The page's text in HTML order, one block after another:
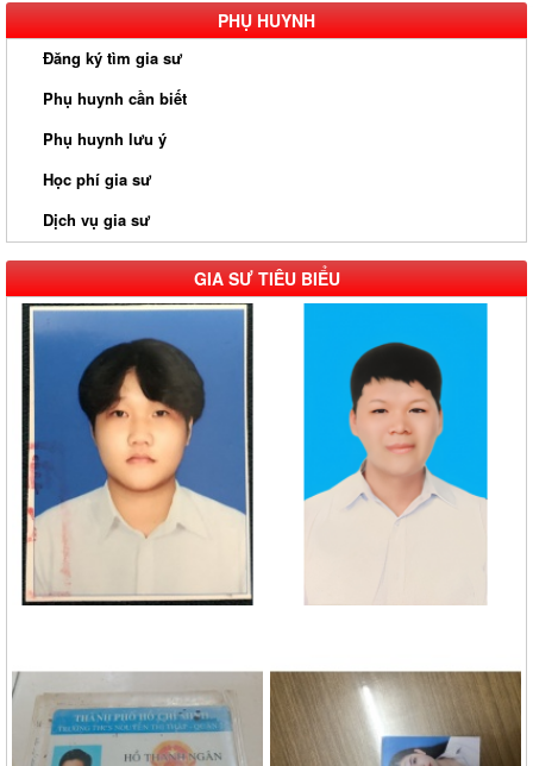
PHỤ HUYNH
Đăng ký tìm gia sư
Phụ huynh cần biết
Phụ huynh lưu ý
Học phí gia sư
Dịch vụ gia sư
GIA SƯ TIÊU BIỂU